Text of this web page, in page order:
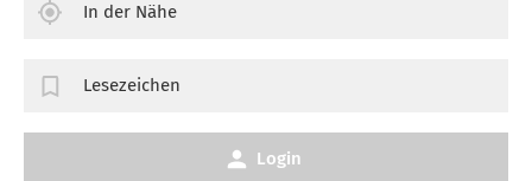
In der Nähe
Lesezeichen
Login